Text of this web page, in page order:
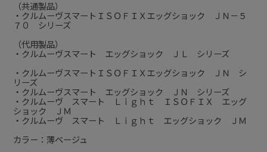
（共通製品）
・クルムーヴスマートＩＳＯＦＩＸエッグショック ＪＮ－５
７０ シリーズ
（代用製品）
・クルムーヴスマート エッグショック ＪＬ シリーズ
・クルムーヴスマートＩＳＯＦＩＸエッグショック ＪＮ シ
リーズ
・クルムーヴスマート エッグショック ＪＮ シリーズ
・クルムーヴ スマート Ｌｉｇｈｔ ＩＳＯＦＩＸ エッグ
ショック ＪＭ
・クルムーヴ スマート Ｌｉｇｈｔ エッグショック ＪＭ
カラー：薄ベージュ